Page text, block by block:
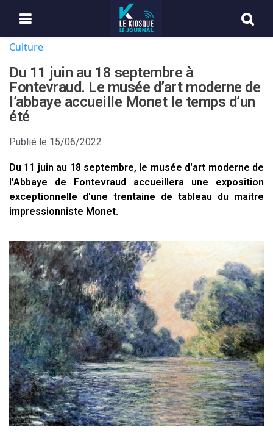
Culture
Du 11 juin au 18 septembre à
Fontevraud. Le musée d’art moderne de
l’abbaye accueille Monet le temps d’un
été
Publié le 15/06/2022
Du 11 juin au 18 septembre, le musée d'art moderne de
l'Abbaye de Fontevraud accueillera une exposition
exceptionnelle d'une trentaine de tableau du maitre
impressionniste Monet.